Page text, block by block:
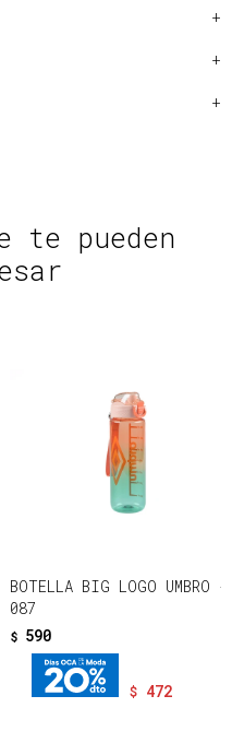
te pueden
BOTELLA BIG LOGO UMBRO -
087
$ 590
$ 472